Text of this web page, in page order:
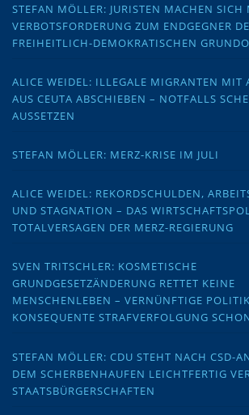
STEFAN MÖLLER: JURISTEN MACHEN SICH
VERBOTSFORDERUNG ZUM ENDGEGNER
FREIHEITLICH-DEMOKRATISCHEN
ALICE WEIDEL: ILLEGALE MIGRANTEN MIT
AUS CEUTA ABSCHIEBEN – NOTFALLS
AUSSETZEN
STEFAN MÖLLER: MERZ-KRISE IM JULI
ALICE WEIDEL: REKORDSCHULDEN,
UND STAGNATION – DAS
TOTALVERSAGEN DER MERZ-REGIERUNG
SVEN TRITSCHLER: KOSMETISCHE
GRUNDGESETZÄNDERUNG RETTET KEINE
MENSCHENLEBEN – VERNÜNFTIGE
KONSEQUENTE STRAFVERFOLGUNG
STEFAN MÖLLER: CDU STEHT NACH CSD-
DEM SCHERBENHAUFEN LEICHTFERTIG
STAATSBÜRGERSCHAFTEN